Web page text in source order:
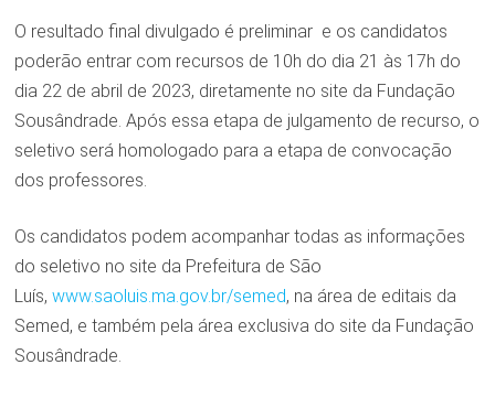
O resultado final divulgado é preliminar e os candidatos
poderão entrar com recursos de 10h do dia 21 às 17h do
dia 22 de abril de 2023, diretamente no site da Fundação
Sousândrade. Após essa etapa de julgamento de recurso, o
seletivo será homologado para a etapa de convocação
dos professores.
Os candidatos podem acompanhar todas as informações
do seletivo no site da Prefeitura de São
Luís, www.saoluis.ma.gov.br/semed, na área de editais da
Semed, e também pela área exclusiva do site da Fundação
Sousândrade.